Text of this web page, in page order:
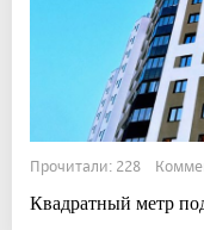
Прочитали: 228
Квадратный метр